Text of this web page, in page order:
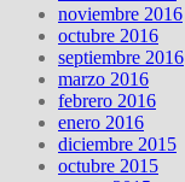
noviembre 2016
octubre 2016
septiembre 2016
marzo 2016
febrero 2016
enero 2016
diciembre 2015
octubre 2015